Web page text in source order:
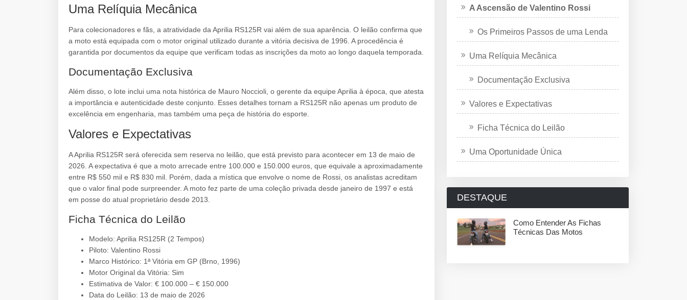
Uma Relíquia Mecânica
Para colecionadores e fãs, a atratividade da Aprilia RS125R vai além de sua aparência. O leilão confirma que
a moto está equipada com o motor original utilizado durante a vitória decisiva de 1996. A procedência é
garantida por documentos da equipe que verificam todas as inscrições da moto ao longo daquela temporada.
Documentação Exclusiva
Além disso, o lote inclui uma nota histórica de Mauro Noccioli, o gerente da equipe Aprilia à época, que atesta
a importância e autenticidade deste conjunto. Esses detalhes tornam a RS125R não apenas um produto de
excelência em engenharia, mas também uma peça de história do esporte.
Valores e Expectativas
A Aprilia RS125R será oferecida sem reserva no leilão, que está previsto para acontecer em 13 de maio de
2026. A expectativa é que a moto arrecade entre 100.000 e 150.000 euros, que equivale a aproximadamente
entre R$ 550 mil e R$ 830 mil. Porém, dada a mística que envolve o nome de Rossi, os analistas acreditam
que o valor final pode surpreender. A moto fez parte de uma coleção privada desde janeiro de 1997 e está
em posse do atual proprietário desde 2013.
Ficha Técnica do Leilão
Modelo: Aprilia RS125R (2 Tempos)
Piloto: Valentino Rossi
Marco Histórico: 1ª Vitória em GP (Brno, 1996)
Motor Original da Vitória: Sim
Estimativa de Valor: € 100.000 – € 150.000
Data do Leilão: 13 de maio de 2026
A Ascensão de Valentino Rossi
Os Primeiros Passos de uma Lenda
Uma Relíquia Mecânica
Documentação Exclusiva
Valores e Expectativas
Ficha Técnica do Leilão
Uma Oportunidade Única
DESTAQUE
Como Entender As Fichas
Técnicas Das Motos